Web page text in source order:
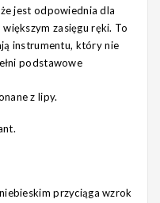
jest odpowiednia dla
zasięgu ręki. To
instrumentu, który nie
podstawowe
z lipy.
przyciąga wzrok